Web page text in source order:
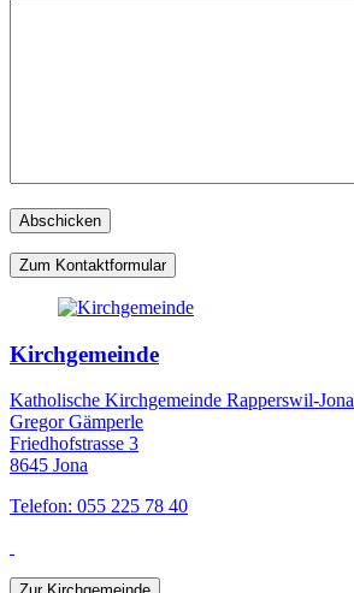
Zum Kontaktformular
Kirchgemeinde
Katholische Kirchgemeinde Rapperswil-Jona
Gregor Gämperle
Friedhofstrasse 3
8645 Jona
Telefon: 055 225 78 40